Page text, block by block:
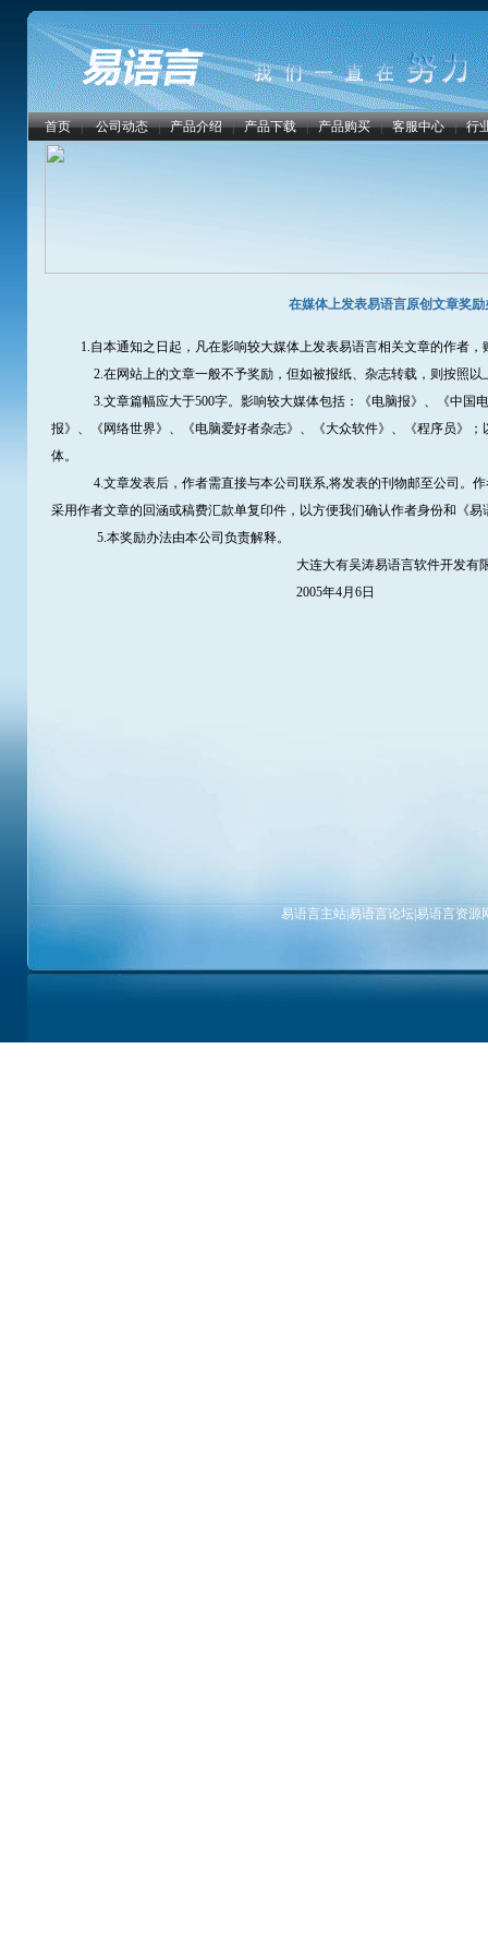
首页 | 公司动态 | 产品介绍 | 产品下载 | 产品购买 | 客服中心 | 行
在媒体上发表易语言原创文章奖励
1.自本通知之日起，凡在影响较大媒体上发表易语言相关文章的作者，
2.在网站上的文章一般不予奖励，但如被报纸、杂志转载，则按照以
3.文章篇幅应大于500字。影响较大媒体包括：《电脑报》、《中国电
报》、《网络世界》、《电脑爱好者杂志》、《大众软件》、《程序员》
体。
4.文章发表后，作者需直接与本公司联系,将发表的刊物邮至公司。作
采用作者文章的回涵或稿费汇款单复印件，以方便我们确认作者身份和《易
5.本奖励办法由本公司负责解释。
大连大有吴涛易语言软件开发有限
2005年4月6日
易语言主站 易语言论坛易语言资源